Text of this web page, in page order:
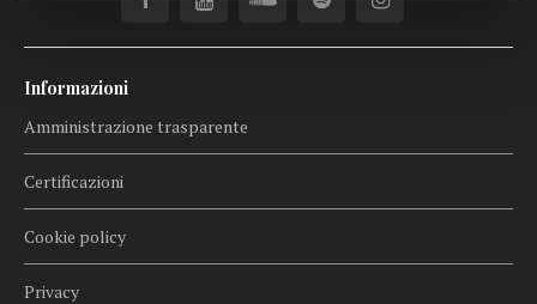
Informazioni
Amministrazione trasparente
Certificazioni
Cookie policy
Privacy